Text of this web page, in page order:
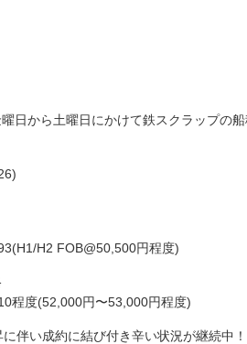
日から土曜日にかけて鉄スクラップの
H2 FOB@50,500円程度)
程度(52,000円〜53,000円程度)
伴い成約に結び付き辛い状況が継続中！